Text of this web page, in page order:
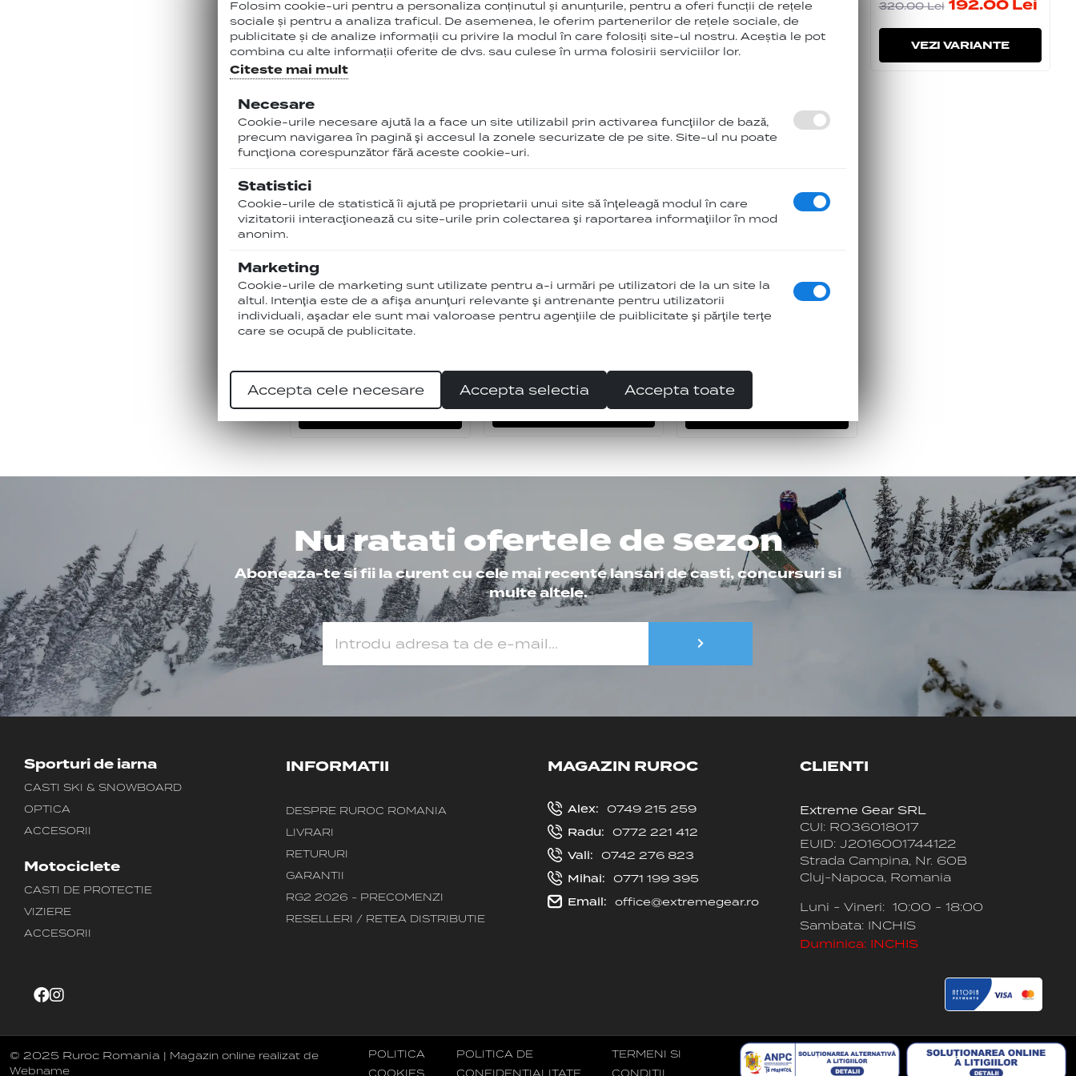
320.00 Lei 176.00Lei
VEZI VARIANTE
625.00 Lei 343.00 Lei
VEZI VARIANTE
320.00 Lei 176.00
VEZI VARIANTE
320.00 Lei 192.00 Lei
VEZI VARIANTE
-45 %
Lentile Ruroc LITE
500.00 Lei 275.00Lei
VEZI VARIANTE
65.00Lei
ADAUGATI IN COS
-51 %
99.00 Lei 49.00
ADAUGATI IN COS
Nu ratati ofertele de sezon
Aboneaza-te si fii la curent cu cele mai recente lansari de casti, concursuri si
multe altele.
Sporturi de iarna
CASTI SKI & SNOWBOARD
OPTICA
ACCESORII
Motociclete
CASTI DE PROTECTIE
VIZIERE
ACCESORII
INFORMATII
DESPRE RUROC ROMANIA
LIVRARI
RETURURI
GARANTII
RG2 2026 - PRECOMENZI
RESELLERI / RETEA DISTRIBUTIE
MAGAZIN RUROC
Alex:
0749 215 259
Radu:
0772 221 412
Vali:
0742 276 823
Mihai:
0771 199 395
Email:
office@extremegear.ro
CLIENTI
Extreme Gear SRL
CUI: RO36018017
EUID: J2016001744122
Strada Campina, Nr. 60B
Cluj-Napoca, Romania
Luni - Vineri: 10:00 - 18:00
Sambata: INCHIS
Duminica: INCHIS
© 2025 Ruroc Romania | Magazin online realizat de
Webname
POLITICA
COOKIES
POLITICA DE
CONFIDENTIALITATE
TERMENI SI
CONDITII
Folosim cookie-uri pentru a personaliza conținutul și anunțurile, pentru a oferi funcții de rețele
sociale și pentru a analiza traficul. De asemenea, le oferim partenerilor de rețele sociale, de
publicitate și de analize informații cu privire la modul în care folosiți site-ul nostru. Aceștia le pot
combina cu alte informații oferite de dvs. sau culese în urma folosirii serviciilor lor.
Citeste mai mult
Necesare
Cookie-urile necesare ajută la a face un site utilizabil prin activarea funcţiilor de bază,
precum navigarea în pagină şi accesul la zonele securizate de pe site. Site-ul nu poate
funcţiona corespunzător fără aceste cookie-uri.
Statistici
Cookie-urile de statistică îi ajută pe proprietarii unui site să înţeleagă modul în care
vizitatorii interacţionează cu site-urile prin colectarea şi raportarea informaţiilor în mod
anonim.
Marketing
Cookie-urile de marketing sunt utilizate pentru a-i urmări pe utilizatori de la un site la
altul. Intenţia este de a afişa anunţuri relevante şi antrenante pentru utilizatorii
individuali, aşadar ele sunt mai valoroase pentru agenţiile de puiblicitate şi părţile terţe
care se ocupă de publicitate.
Accepta cele necesare Accepta selectia Accepta toate